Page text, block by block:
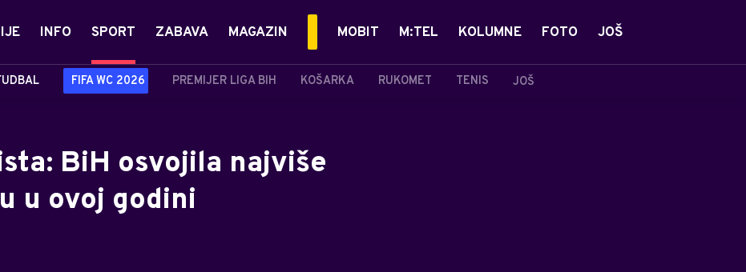
INFO SPORT
FIFA WC 2026 PREMIJER LIGA BIH KOŠARKA RUKOMET TENIS JOŠ
ZABAVA MAGAZIN MOBIT M:TEL KOLUMNE FOTO JOŠ
BiH osvojila najviše
u ovoj godini